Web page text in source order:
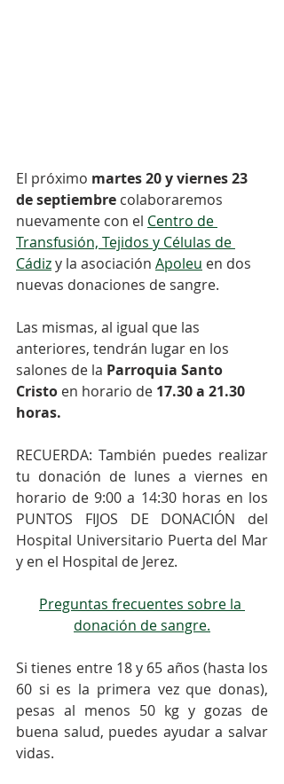
El próximo martes 20 y viernes 23
de septiembre colaboraremos
nuevamente con el Centro de
Transfusión, Tejidos y Células de
Cádiz y la asociación Apoleu en dos
nuevas donaciones de sangre.⠀⠀
Las mismas, al igual que las
anteriores, tendrán lugar en los
salones de la Parroquia Santo
Cristo en horario de 17.30 a 21.30
horas.
RECUERDA: También puedes realizar
tu donación de lunes a viernes en
horario de 9:00 a 14:30 horas en los
PUNTOS FIJOS DE DONACIÓN del
Hospital Universitario Puerta del Mar
y en el Hospital de Jerez.
Preguntas frecuentes sobre la
donación de sangre.
Si tienes entre 18 y 65 años (hasta los
60 si es la primera vez que donas),
pesas al menos 50 kg y gozas de
buena salud, puedes ayudar a salvar
vidas.